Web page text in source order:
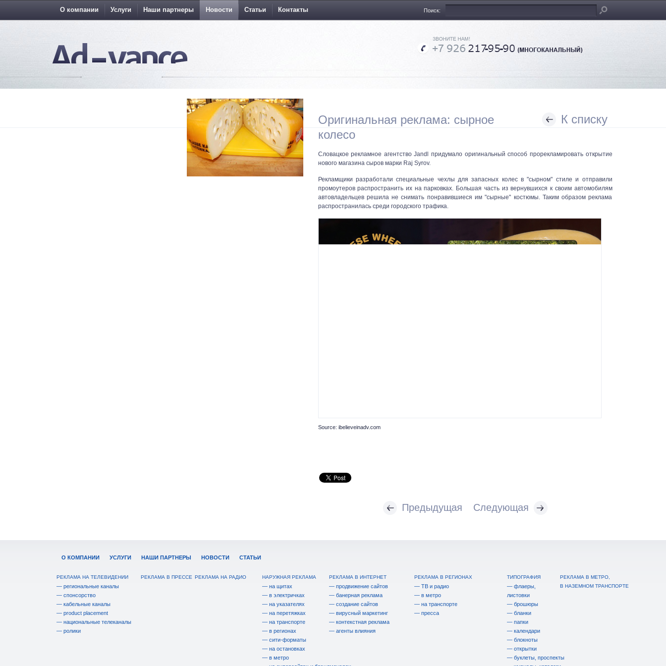
О компании Услуги Наши партнеры Новости Статьи Контакты Поиск:
К списку
Оригинальная реклама: сырное
колесо
Словацкое рекламное агентство Jandl придумало оригинальный способ прорекламировать открытие
нового магазина сыров марки Raj Syrov.
Рекламщики разработали специальные чехлы для запасных колес в "сырном" стиле и отправили
промоутеров распространить их на парковках. Большая часть из вернувшихся к своим автомобилям
автовладельцев решила не снимать понравившиеся им "сырные" костюмы. Таким образом реклама
распространилась среди городского трафика.
Source: ibelieveinadv.com
Предыдущая Cледующая
О КОМПАНИИ УСЛУГИ НАШИ ПАРТНЕРЫ НОВОСТИ СТАТЬИ
РЕКЛАМА НА ТЕЛЕВИДЕНИИ
— региональные каналы
— спонсорство
— кабельные каналы
— product placement
— национальные телеканалы
— ролики
РЕКЛАМА В ПРЕССЕ РЕКЛАМА НА РАДИО НАРУЖНАЯ РЕКЛАМА
— на щитах
— в электричках
— на указателях
— на перетяжках
— на транспорте
— в регионах
— сити-форматы
— на остановках
— в метро
РЕКЛАМА В ИНТЕРНЕТ
— продвижение сайтов
— банерная реклама
— создание сайтов
— вирусный маркетинг
— контекстная реклама
— агенты влияния
РЕКЛАМА В РЕГИОНАХ
— ТВ и радио
— в метро
— на транспорте
— пресса
ТИПОГРАФИЯ
— флаеры,
листовки
— брошюры
— бланки
— папки
— календари
— блокноты
— открытки
— буклеты, проспекты
РЕКЛАМА В МЕТРО,
В НАЗЕМНОМ ТРАНСПОРТЕ